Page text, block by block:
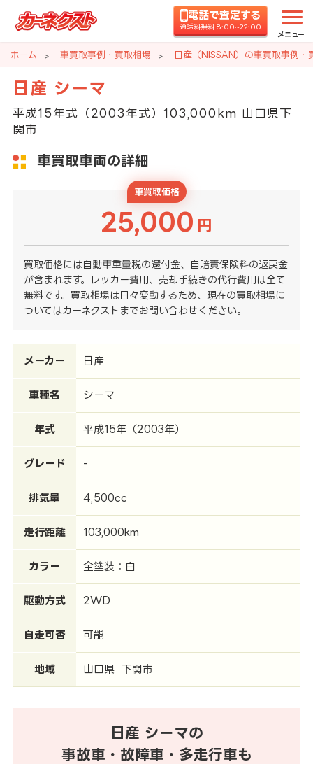
電話で査定する
通話料無料 8:00~22:00
メニュー
ホーム 車買取事例・買取相場 日産（NISSAN）の車買取事例・
日産 シーマ
平成15年式（2003年式）103,000km 山口県下
関市
車買取車両の詳細
車買取価格
25,000 円
買取価格には自動車重量税の還付金、自賠責保険料の返戻金
が含まれます。レッカー費用、売却手続きの代行費用は全て
無料です。買取相場は日々変動するため、現在の買取相場に
ついてはカーネクストまでお問い合わせください。
メーカー 日産
車種名 シーマ
年式 平成15年（2003年）
グレード -
排気量 4,500cc
走行距離 103,000km
カラー 全塗装：白
駆動方式 2WD
自走可否 可能
地域 山口県 下関市
日産 シーマの
事故車・故障車・多走行車も